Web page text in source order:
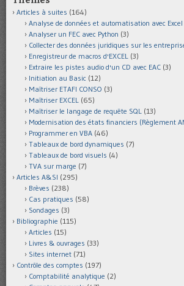
Articles à suites (164)
Analyse de données et automatisation avec Excel
Analyser un FEC avec Python (3)
Collecter des données juridiques sur les
Enregistreur de macros d'EXCEL (3)
Extraire les pistes audio d'un CD avec EAC (3)
Initiation au Basic (12)
Maîtriser ETAFI CONSO (3)
Maîtriser EXCEL (65)
Maîtriser le langage de requête SQL (13)
Modernisation des états financiers (Règlement
Programmer en VBA (46)
Tableaux de bord dynamiques (7)
Tableaux de bord visuels (4)
TVA sur marge (7)
Articles A&SI (295)
Brèves (238)
Cas pratiques (58)
Sondages (3)
Bibliographie (115)
Articles (15)
Livres & ouvrages (33)
Sites internet (71)
Contrôle des comptes (197)
Comptabilité analytique (2)